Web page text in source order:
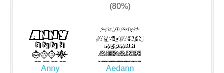
(80%)
Anny
Aedann